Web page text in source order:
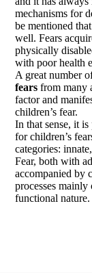
mechanisms for
be mentioned
well. Fears
physically
with poor health
A great number
fears from many
factor and
children’s fear.
In that sense, it
for children’s
categories:
Fear, both with
accompanied by
processes
functional nature.